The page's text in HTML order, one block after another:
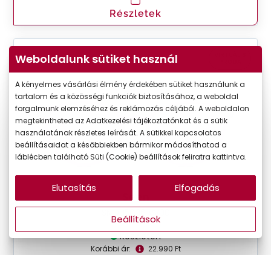
Részletek
-50%
Seen
SNOU5006 VV00
Készleten
Korábbi ár: 22.990 Ft
Weboldalunk sütiket használ
A kényelmes vásárlási élmény érdekében sütiket használunk a
tartalom és a közösségi funkciók biztosításához, a weboldal
forgalmunk elemzéséhez és reklámozás céljából. A weboldalon
megtekintheted az Adatkezelési tájékoztatónkat és a sütik
használatának részletes leírását. A sütikkel kapcsolatos
beállításaidat a későbbiekben bármikor módosíthatod a
láblécben található Süti (Cookie) beállítások feliratra kattintva.
Beállítások
Elutasítás Elfogadás